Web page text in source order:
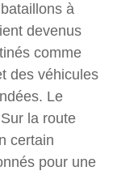
à
devenus
comme
des véhicules
Le
la route
certain
pour une